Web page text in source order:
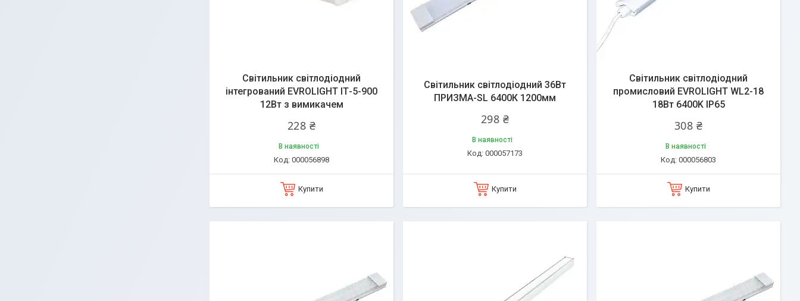
Світильник світлодіодний
інтегрований EVROLIGHT IТ-5-900
12Вт з вимикачем
228 ₴
В наявності
000056898
Купити
Світильник світлодіодний 36Вт
ПРИЗМА-SL 6400К 1200мм
298 ₴
В наявності
000057173
Купити
Світильник світлодіодний
промисловий EVROLIGHT WL2-18
18Вт 6400K IP65
308 ₴
В наявності
000056803
Купити